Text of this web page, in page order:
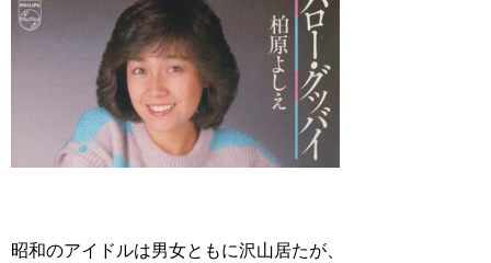
昭和のアイドルは男女ともに沢山居たが、